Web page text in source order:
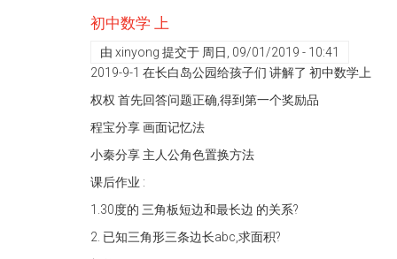
网
发
现
和
共
问
解
决
初中数学 上
由 xinyong 提交于 周日, 09/01/2019 - 10:41
2019-9-1 在长白岛公园给孩子们 讲解了 初中数学上
权权 首先回答问题正确,得到第一个奖励品
程宝分享 画面记忆法
小秦分享 主人公角色置换方法
课后作业 :
1.30度的 三角板短边和最长边 的关系?
2. 已知三角形三条边长abc,求面积?